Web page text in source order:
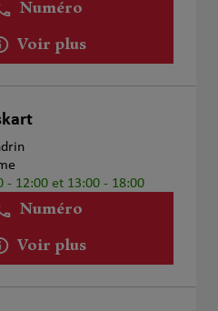
Numéro
Voir plus
- 12:00 et 13:00 - 18:00
Numéro
Voir plus